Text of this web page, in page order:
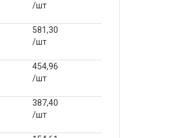
/шт
581,30
/шт
454,96
/шт
387,40
/шт